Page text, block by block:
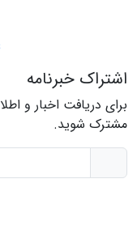
اشتراک خبرنامه
برای دریافت اخبار و
مشترک شوید.